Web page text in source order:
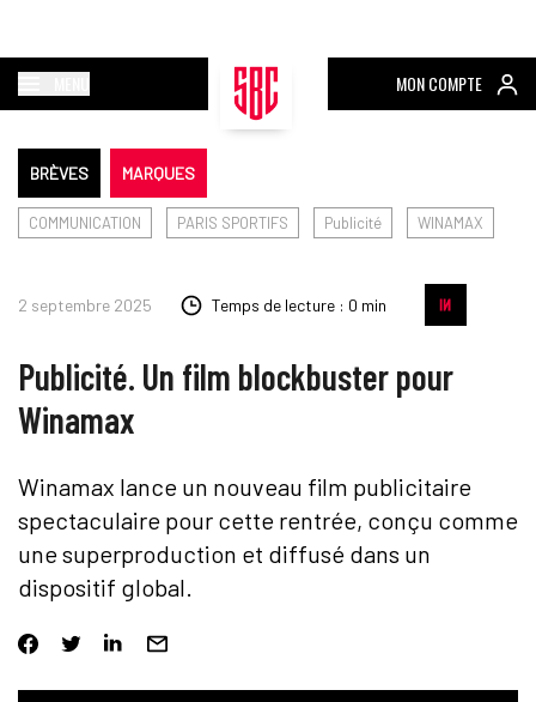
MON COMPTE
BRÈVES MARQUES
COMMUNICATION PARIS SPORTIFS Publicité WINAMAX
2 septembre 2025 Temps de lecture : 0 min
Publicité. Un film blockbuster pour
Winamax
Winamax lance un nouveau film publicitaire
spectaculaire pour cette rentrée, conçu comme
une superproduction et diffusé dans un
dispositif global.